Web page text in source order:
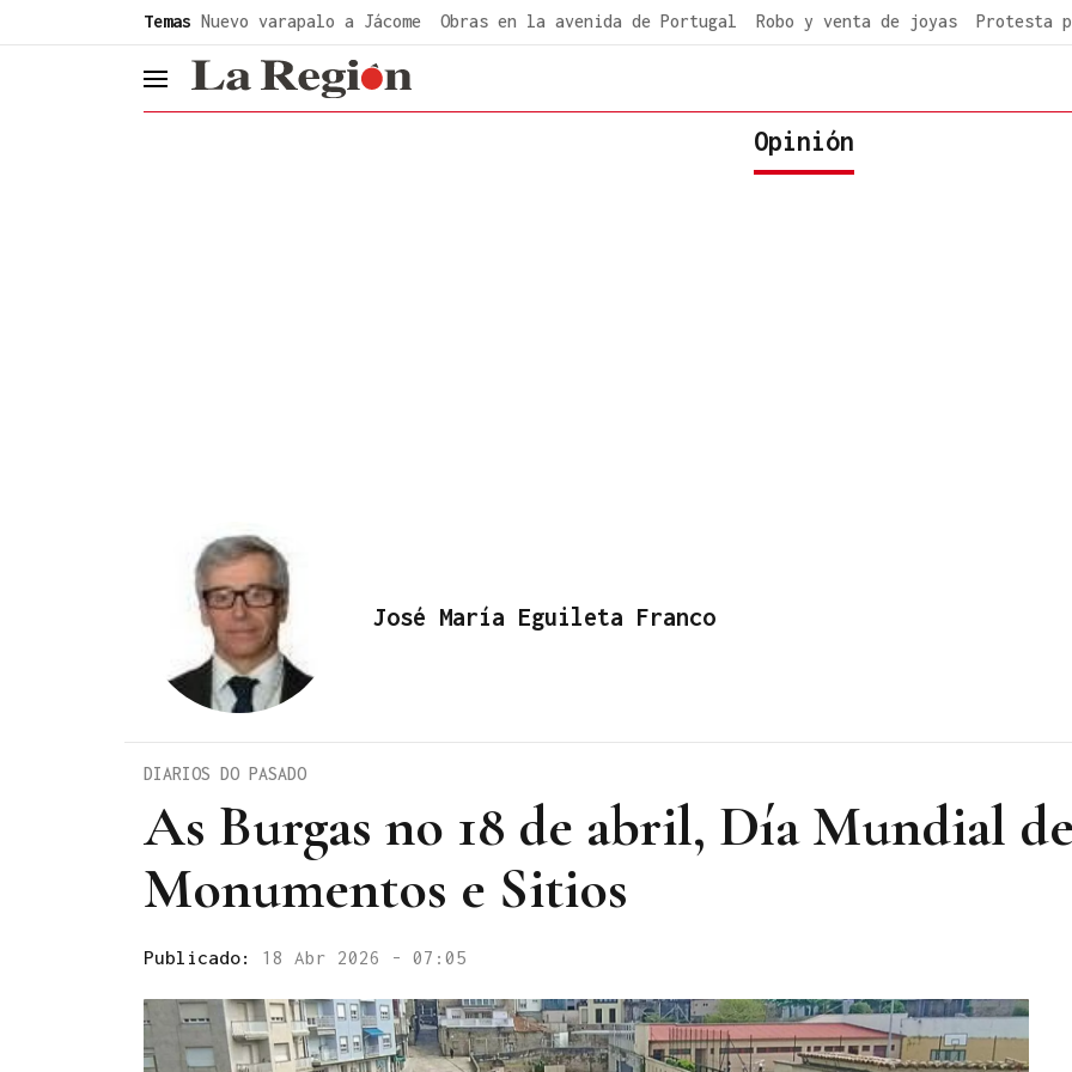
Temas Nuevo varapalo a Jácome Obras en la avenida de Portugal Robo y venta de joyas Protesta
header.menu.open
Opinión
José María Eguileta Franco
As Burgas no 18 de abril, Día Mundial
Monumentos e Sitios
DIARIOS DO PASADO
Publicado: 18 Abr 2026 - 07:05